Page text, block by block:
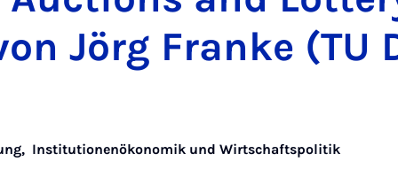
Jörg Fran­ke (TU
, Institutionenökonomik und Wirtschaftspolitik